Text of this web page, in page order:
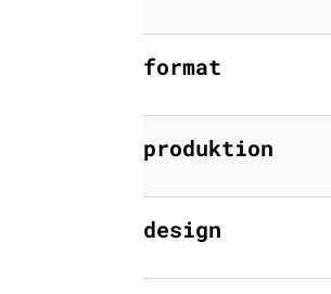
format
produktion
design